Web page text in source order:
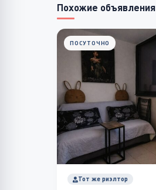
Похожие объявления
ПОСУТОЧНО
Тот же риэлтор